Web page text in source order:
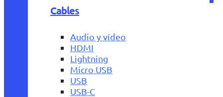
Cables
Audio y vídeo
HDMI
Lightning
Micro USB
USB
USB-C